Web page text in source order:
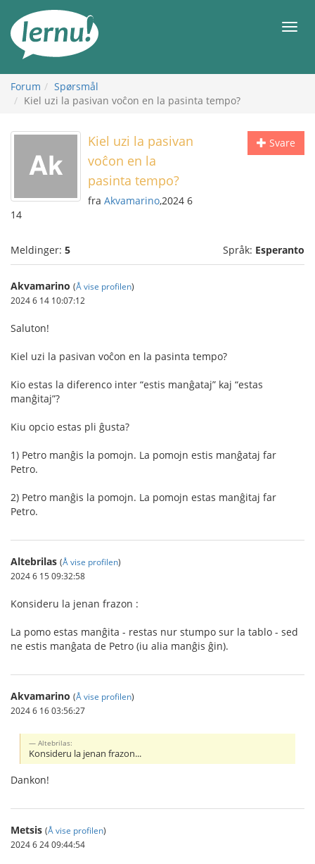
innholdet
Meny
Forum
Spørsmål
Kiel uzi la pasivan voĉon en la pasinta tempo?
Svare
Kiel uzi la pasivan
voĉon en la
pasinta tempo?
fra Akvamarino,2024 6
14
Meldinger: 5 Språk: Esperanto
Akvamarino (Å vise profilen)
2024 6 14 10:07:12
Saluton!
Kiel uzi la pasivan voĉon en la pasinta tempo?
Kio estas la diferenco inter “estis manĝataj” kaj “estas
manĝitaj”?
Kiu opcio estas pli ĝusta?
1) Petro manĝis la pomojn. La pomojn estis manĝataj far
Petro.
2) Petro manĝis la pomojn. La pomojn estas manĝitaj far
Petro.
Altebrilas (Å vise profilen)
2024 6 15 09:32:58
Konsideru la jenan frazon :
La pomo estas manĝita - restas nur stumpo sur la tablo - sed
ne estis manĝata de Petro (iu alia manĝis ĝin).
Akvamarino (Å vise profilen)
2024 6 16 03:56:27
Altebrilas:
Konsideru la jenan frazon...
Dankon!
Metsis (Å vise profilen)
2024 6 24 09:44:54